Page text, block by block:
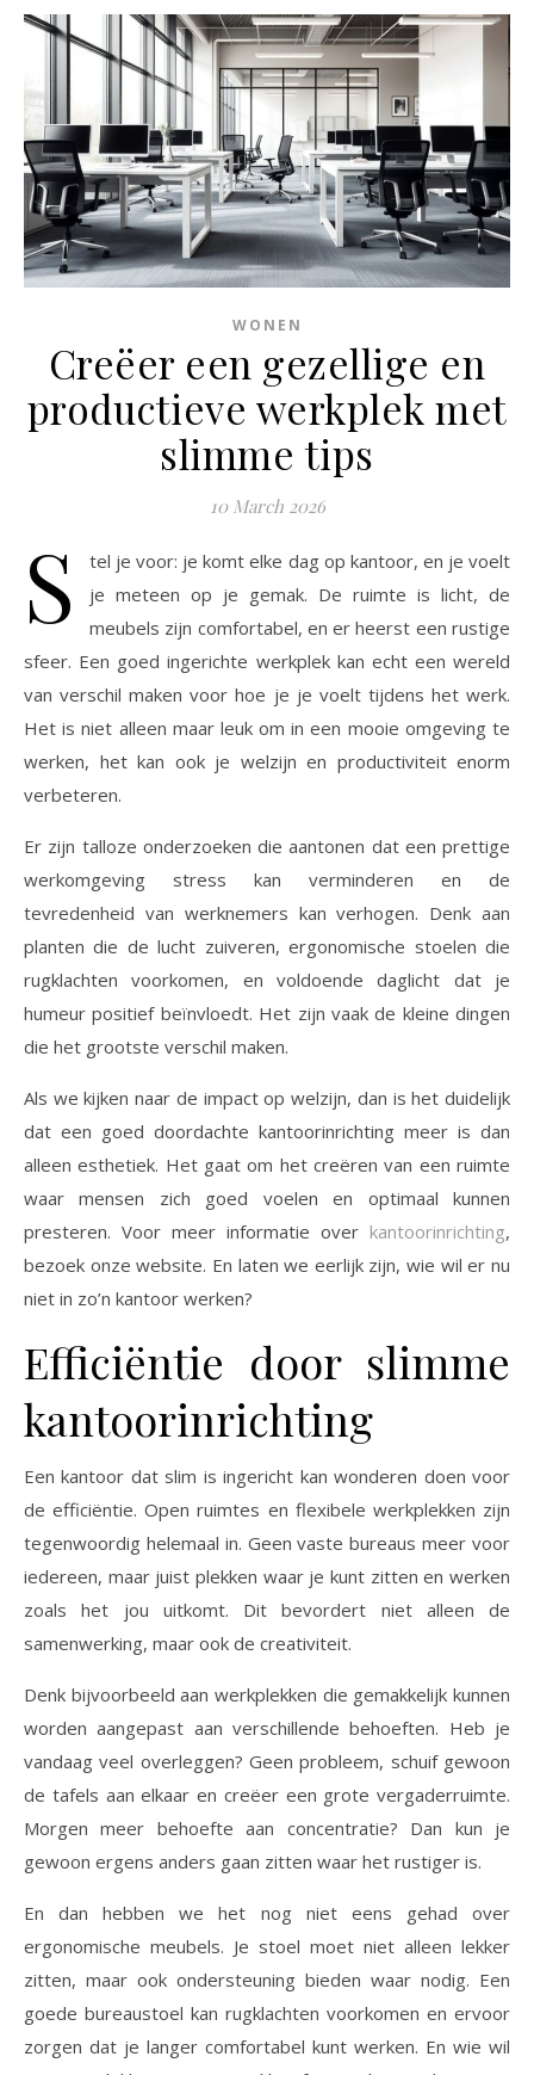
WONEN
Creëer een gezellige en
productieve werkplek met
slimme tips
10 March 2026
S
tel je voor: je komt elke dag op kantoor, en je voelt
je meteen op je gemak. De ruimte is licht, de
meubels zijn comfortabel, en er heerst een rustige
sfeer. Een goed ingerichte werkplek kan echt een wereld
van verschil maken voor hoe je je voelt tijdens het werk.
Het is niet alleen maar leuk om in een mooie omgeving te
werken, het kan ook je welzijn en productiviteit enorm
verbeteren.
Er zijn talloze onderzoeken die aantonen dat een prettige
werkomgeving stress kan verminderen en de
tevredenheid van werknemers kan verhogen. Denk aan
planten die de lucht zuiveren, ergonomische stoelen die
rugklachten voorkomen, en voldoende daglicht dat je
humeur positief beïnvloedt. Het zijn vaak de kleine dingen
die het grootste verschil maken.
Als we kijken naar de impact op welzijn, dan is het duidelijk
dat een goed doordachte kantoorinrichting meer is dan
alleen esthetiek. Het gaat om het creëren van een ruimte
waar mensen zich goed voelen en optimaal kunnen
presteren. Voor meer informatie over kantoorinrichting,
bezoek onze website. En laten we eerlijk zijn, wie wil er nu
niet in zo’n kantoor werken?
Efficiëntie door slimme
kantoorinrichting
Een kantoor dat slim is ingericht kan wonderen doen voor
de efficiëntie. Open ruimtes en flexibele werkplekken zijn
tegenwoordig helemaal in. Geen vaste bureaus meer voor
iedereen, maar juist plekken waar je kunt zitten en werken
zoals het jou uitkomt. Dit bevordert niet alleen de
samenwerking, maar ook de creativiteit.
Denk bijvoorbeeld aan werkplekken die gemakkelijk kunnen
worden aangepast aan verschillende behoeften. Heb je
vandaag veel overleggen? Geen probleem, schuif gewoon
de tafels aan elkaar en creëer een grote vergaderruimte.
Morgen meer behoefte aan concentratie? Dan kun je
gewoon ergens anders gaan zitten waar het rustiger is.
En dan hebben we het nog niet eens gehad over
ergonomische meubels. Je stoel moet niet alleen lekker
zitten, maar ook ondersteuning bieden waar nodig. Een
goede bureaustoel kan rugklachten voorkomen en ervoor
zorgen dat je langer comfortabel kunt werken. En wie wil